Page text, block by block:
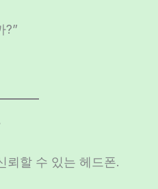
?”
뢰할 수 있는 헤드폰.